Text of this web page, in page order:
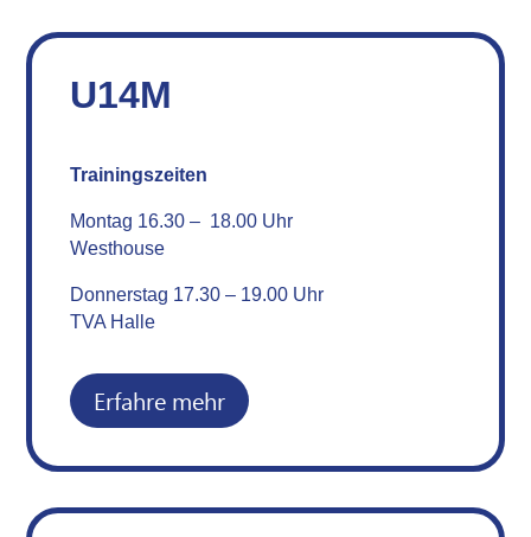
U14M
Trainingszeiten
Montag 16.30 – 18.00 Uhr
Westhouse
Donnerstag 17.30 – 19.00 Uhr
TVA Halle
Erfahre mehr